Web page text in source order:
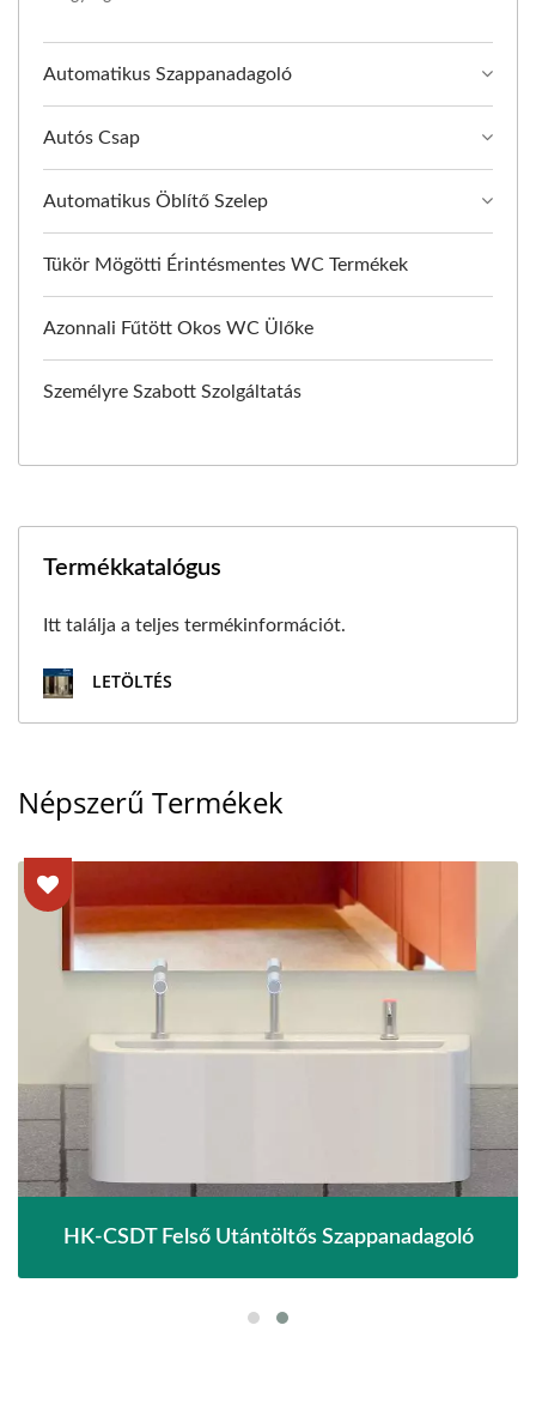
Automatikus Szappanadagoló
Autós Csap
Automatikus Öblítő Szelep
Tükör Mögötti Érintésmentes WC Termékek
Azonnali Fűtött Okos WC Ülőke
Személyre Szabott Szolgáltatás
Termékkatalógus
Itt találja a teljes termékinformációt.
LETÖLTÉS
Népszerű Termékek
HK-CSDT Felső Utántöltős Szappanadagoló